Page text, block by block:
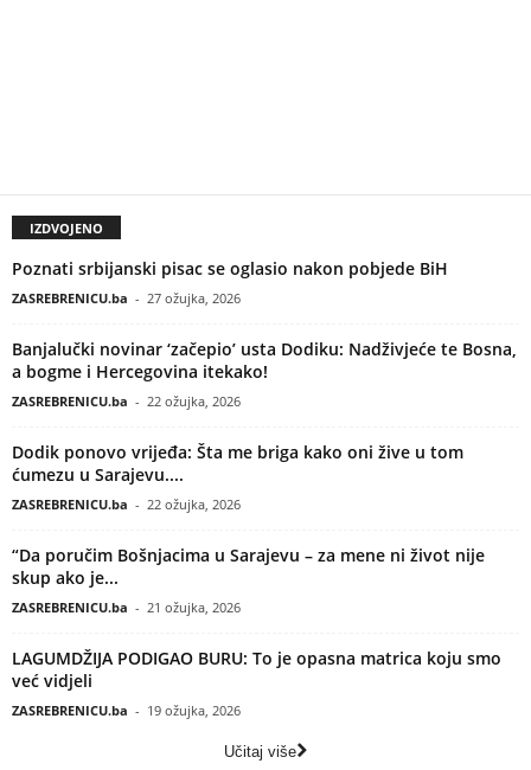
IZDVOJENO
Poznati srbijanski pisac se oglasio nakon pobjede BiH
ZASREBRENICU.ba - 27 ožujka, 2026
Banjalučki novinar ‘začepio’ usta Dodiku: Nadživjeće te Bosna,
a bogme i Hercegovina itekako!
ZASREBRENICU.ba - 22 ožujka, 2026
Dodik ponovo vrijeđa: Šta me briga kako oni žive u tom
ćumezu u Sarajevu....
ZASREBRENICU.ba - 22 ožujka, 2026
“Da poručim Bošnjacima u Sarajevu – za mene ni život nije
skup ako je...
ZASREBRENICU.ba - 21 ožujka, 2026
LAGUMDŽIJA PODIGAO BURU: To je opasna matrica koju smo
već vidjeli
ZASREBRENICU.ba - 19 ožujka, 2026
Učitaj više